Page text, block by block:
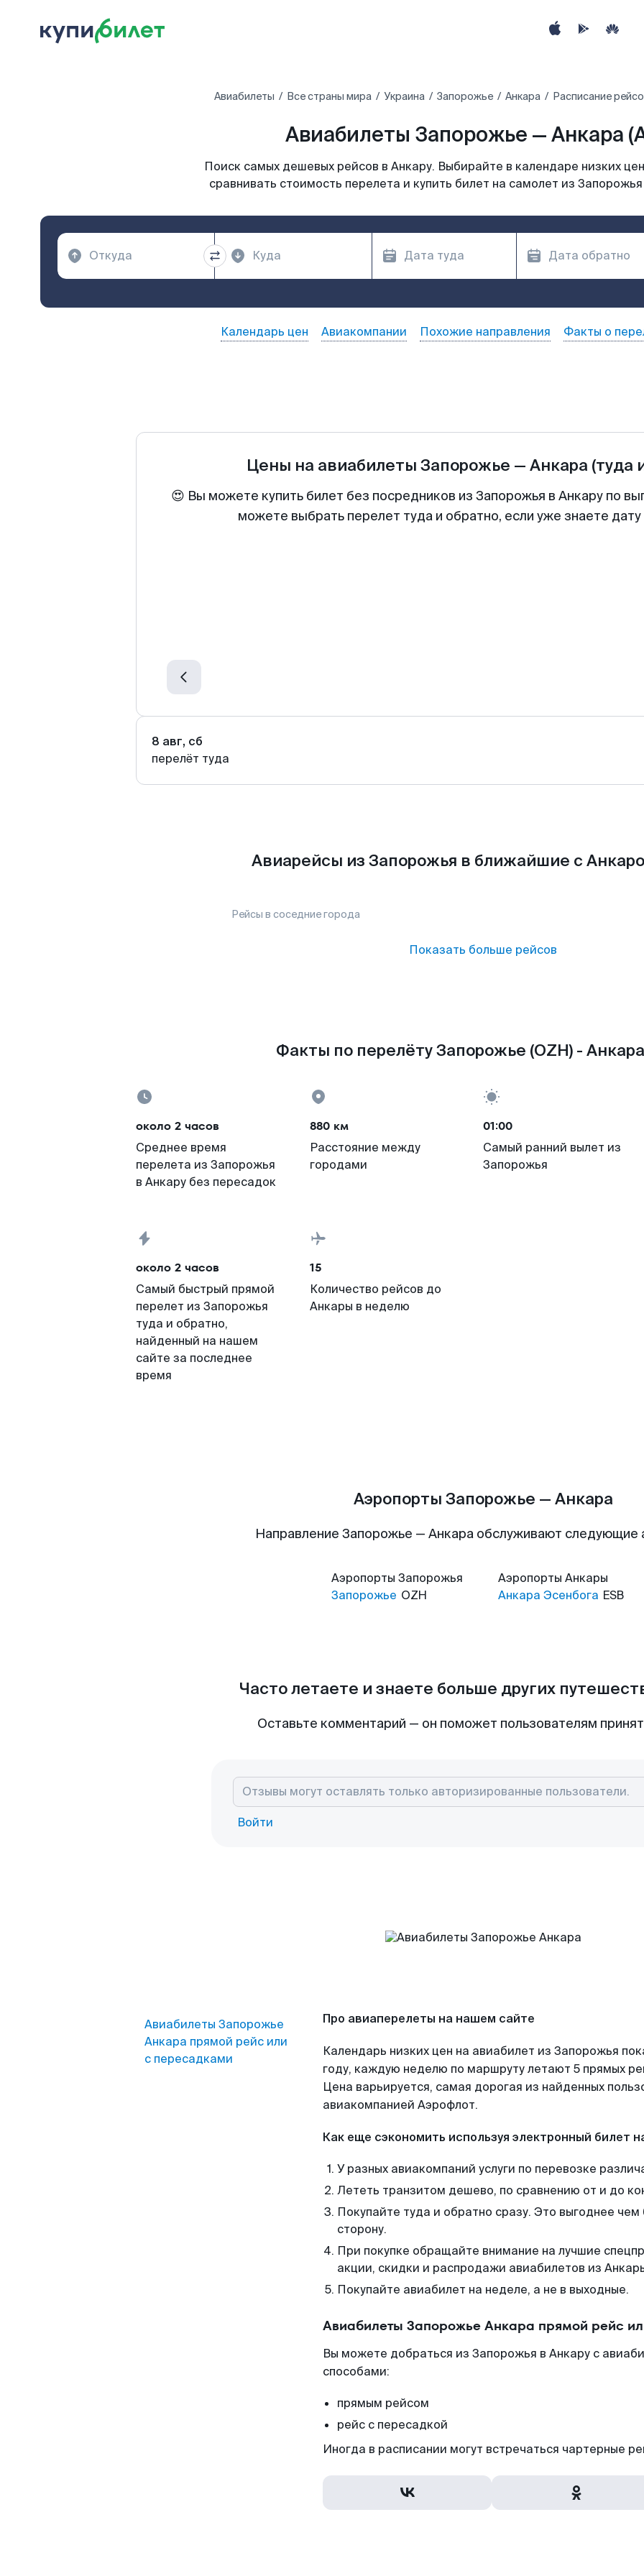
Авиабилеты Все страны мира Украина Запорожье Анкара Расписание
Авиабилеты Запорожье — Анкара
Поиск самых дешевых рейсов в Анкару. Выбирайте в календаре низких
сравнивать стоимость перелета и купить билет на самолет из
Календарь цен Авиакомпании Похожие направления Факты о
Цены на авиабилеты Запорожье — Анкара (туда
😍 Вы можете купить билет без посредников из Запорожья в Анкару по
можете выбрать перелет туда и обратно, если уже знаете
8 авг, сб
перелёт туда
Авиарейсы из Запорожья в ближайшие с
Рейсы в соседние города
Показать больше рейсов
Факты по перелёту Запорожье (OZH) -
около 2 часов
Среднее время
перелета из Запорожья
в Анкару без пересадок
880 км
Расстояние между
городами
01:00
Самый ранний вылет из
Запорожья
около 2 часов
Самый быстрый прямой
перелет из Запорожья
туда и обратно,
найденный на нашем
сайте за последнее
время
15
Количество рейсов до
Анкары в неделю
Аэропорты Запорожье — Анкара
Направление Запорожье — Анкара обслуживают следующие
Аэропорты Запорожья
Запорожье OZH
Аэропорты Анкары
Анкара Эсенбога ESB
Часто летаете и знаете больше других
Оставьте комментарий — он поможет пользователям
Войти
Авиабилеты Запорожье
Анкара прямой рейс или
с пересадками
Про авиаперелеты на нашем сайте
Календарь низких цен на авиабилет из Запорожья
году, каждую неделю по маршруту летают 5 прямых
Цена варьируется, самая дорогая из найденных
авиакомпанией Аэрофлот.
Как еще сэкономить используя электронный билет
У разных авиакомпаний услуги по перевозке
Лететь транзитом дешево, по сравнению от и до
Покупайте туда и обратно сразу. Это выгоднее
сторону.
При покупке обращайте внимание на лучшие
акции, скидки и распродажи авиабилетов из
Покупайте авиабилет на неделе, а не в выходные.
Авиабилеты Запорожье Анкара прямой рейс
Вы можете добраться из Запорожья в Анкару с
способами:
прямым рейсом
рейс с пересадкой
Иногда в расписании могут встречаться чартерные